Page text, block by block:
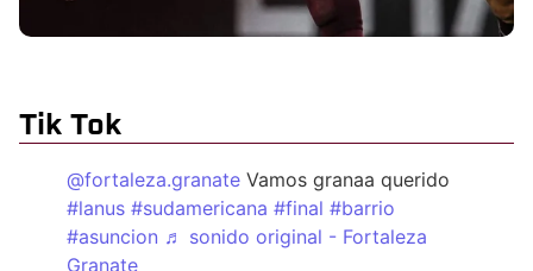
Tik Tok
@fortaleza.granate Vamos granaa querido
#lanus #sudamericana #final #barrio
#asuncion ♬ sonido original - Fortaleza
Granate